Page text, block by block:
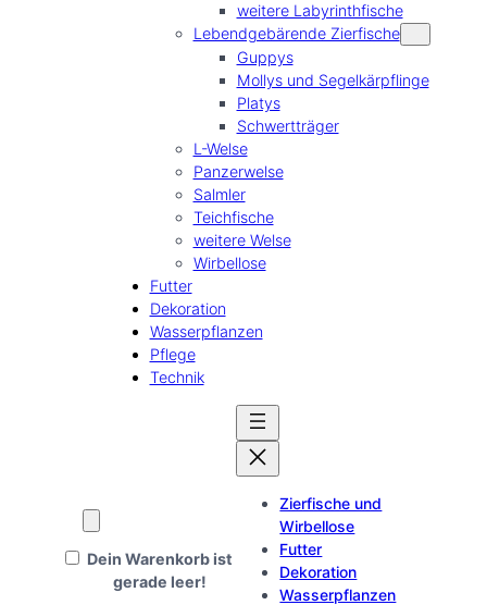
weitere Labyrinthfische
Lebendgebärende Zierfische
Guppys
Mollys und Segelkärpflinge
Platys
Schwertträger
L-Welse
Panzerwelse
Salmler
Teichfische
weitere Welse
Wirbellose
Futter
Dekoration
Wasserpflanzen
Pflege
Technik
Dein Warenkorb ist
gerade leer!
Zierfische und
Wirbellose
Futter
Dekoration
Wasserpflanzen